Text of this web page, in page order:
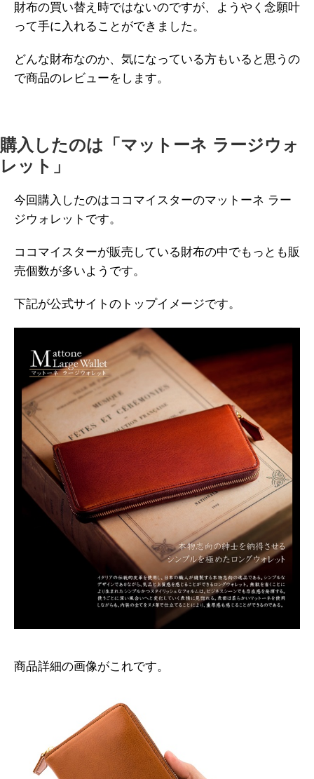
財布の買い替え時ではないのですが、ようやく念願叶
って手に入れることができました。
どんな財布なのか、気になっている方もいると思うの
で商品のレビューをします。
購入したのは「マットーネ ラージウォ
レット」
今回購入したのはココマイスターのマットーネ ラー
ジウォレットです。
ココマイスターが販売している財布の中でもっとも販
売個数が多いようです。
下記が公式サイトのトップイメージです。
商品詳細の画像がこれです。